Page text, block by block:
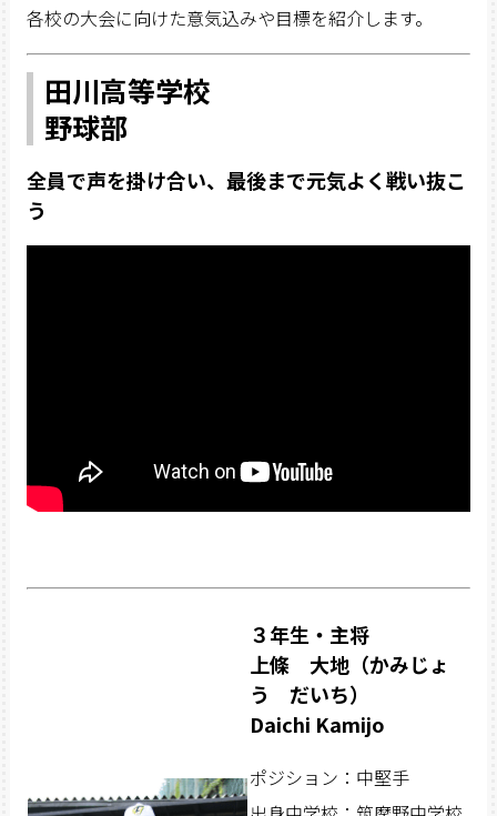
各校の大会に向けた意気込みや目標を紹介します。
田川高等学校
野球部
全員で声を掛け合い、最後まで元気よく戦い抜こ
う
３年生・主将
上條 大地（かみじょ
う だいち）
Daichi Kamijo
ポジション：中堅手